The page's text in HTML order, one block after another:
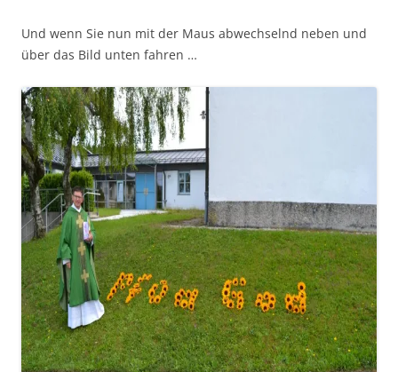
Und wenn Sie nun mit der Maus abwechselnd neben und
über das Bild unten fahren …